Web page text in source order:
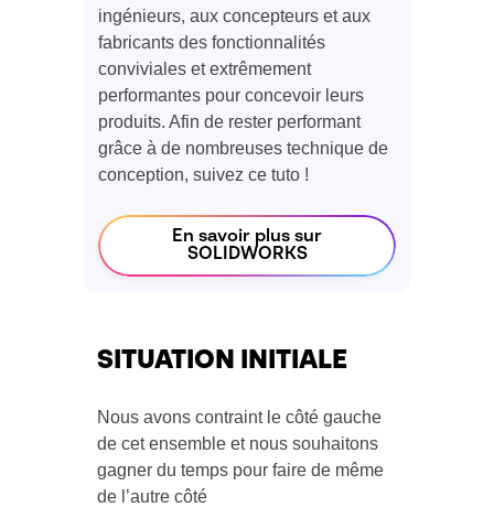
ingénieurs, aux concepteurs et aux
fabricants des fonctionnalités
conviviales et extrêmement
performantes pour concevoir leurs
produits. Afin de rester performant
grâce à de nombreuses technique de
conception, suivez ce tuto !
En savoir plus sur
SOLIDWORKS
SITUATION INITIALE
Nous avons contraint le côté gauche
de cet ensemble et nous souhaitons
gagner du temps pour faire de même
de l’autre côté